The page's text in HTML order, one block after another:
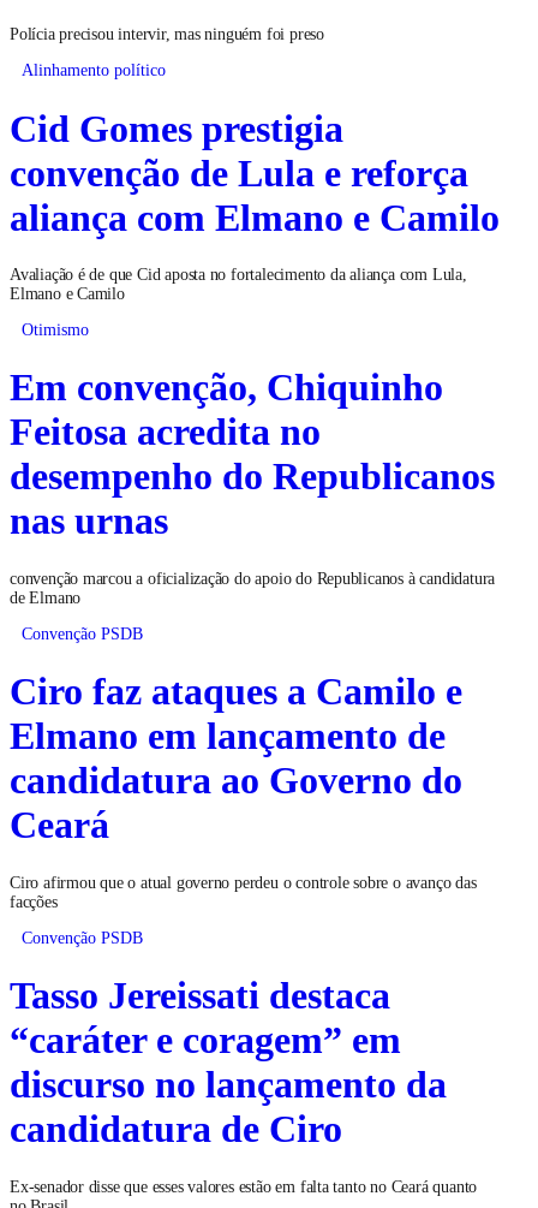
Polícia precisou intervir, mas ninguém foi preso
Alinhamento político
Cid Gomes prestigia
convenção de Lula e reforça
aliança com Elmano e Camilo
Avaliação é de que Cid aposta no fortalecimento da aliança com Lula,
Elmano e Camilo
Otimismo
Em convenção, Chiquinho
Feitosa acredita no
desempenho do Republicanos
nas urnas
convenção marcou a oficialização do apoio do Republicanos à candidatura
de Elmano
Convenção PSDB
Ciro faz ataques a Camilo e
Elmano em lançamento de
candidatura ao Governo do
Ceará
Ciro afirmou que o atual governo perdeu o controle sobre o avanço das
facções
Convenção PSDB
Tasso Jereissati destaca
“caráter e coragem” em
discurso no lançamento da
candidatura de Ciro
Ex-senador disse que esses valores estão em falta tanto no Ceará quanto